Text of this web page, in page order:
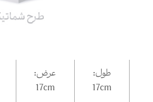
طول:
17cm
عرض:
17cm